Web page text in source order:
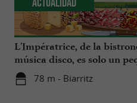
L'Impératrice, de la
música disco, es solo un
78 m - Biarritz
Actualidad